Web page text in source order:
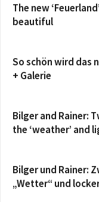
The new
beautiful
So schön wird das
+ Galerie
Bilger and Rainer:
the ‘weather’ and
Bilger und Rainer:
„Wetter“ und